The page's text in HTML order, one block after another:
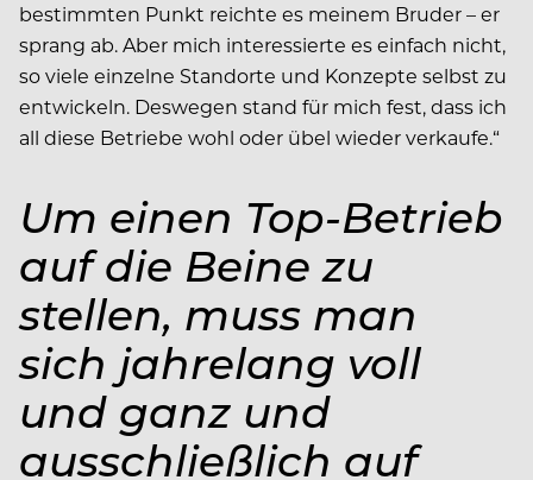
bestimmten Punkt reichte es meinem Bruder – er
sprang ab. Aber mich interessierte es einfach nicht,
so viele einzelne Standorte und Konzepte selbst zu
entwickeln. Deswegen stand für mich fest, dass ich
all diese Betriebe wohl oder übel wieder verkaufe.“
Um einen Top-Betrieb
auf die Beine zu
stellen, muss man
sich jahrelang voll
und ganz und
ausschließlich auf